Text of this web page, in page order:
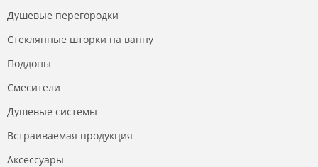
Душевые перегородки
Стеклянные шторки на ванну
Поддоны
Смесители
Душевые системы
Встраиваемая продукция
Аксессуары